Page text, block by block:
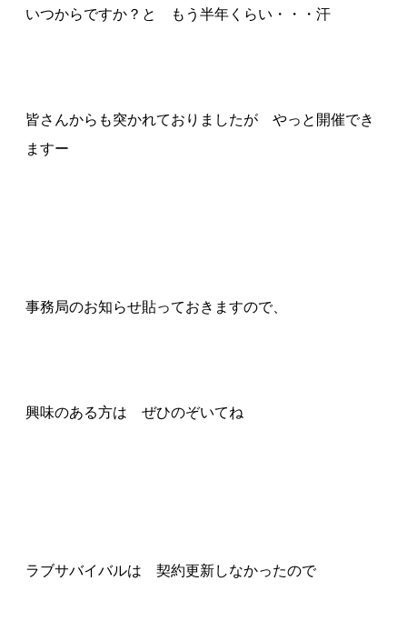
いつからですか？と もう半年くらい・・・汗
皆さんからも突かれておりましたが やっと開催でき
ますー
事務局のお知らせ貼っておきますので、
興味のある方は ぜひのぞいてね
ラブサバイバルは 契約更新しなかったので